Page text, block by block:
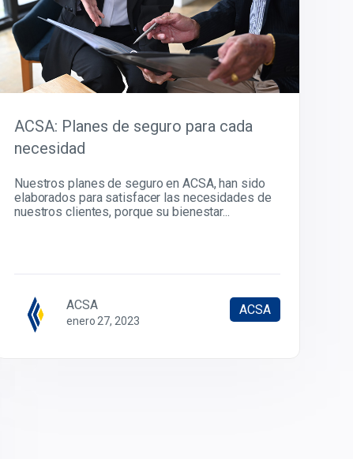
ACSA: Planes de seguro para cada
necesidad
Nuestros planes de seguro en ACSA, han sido
elaborados para satisfacer las necesidades de
nuestros clientes, porque su bienestar...
ACSA
enero 27, 2023
ACSA